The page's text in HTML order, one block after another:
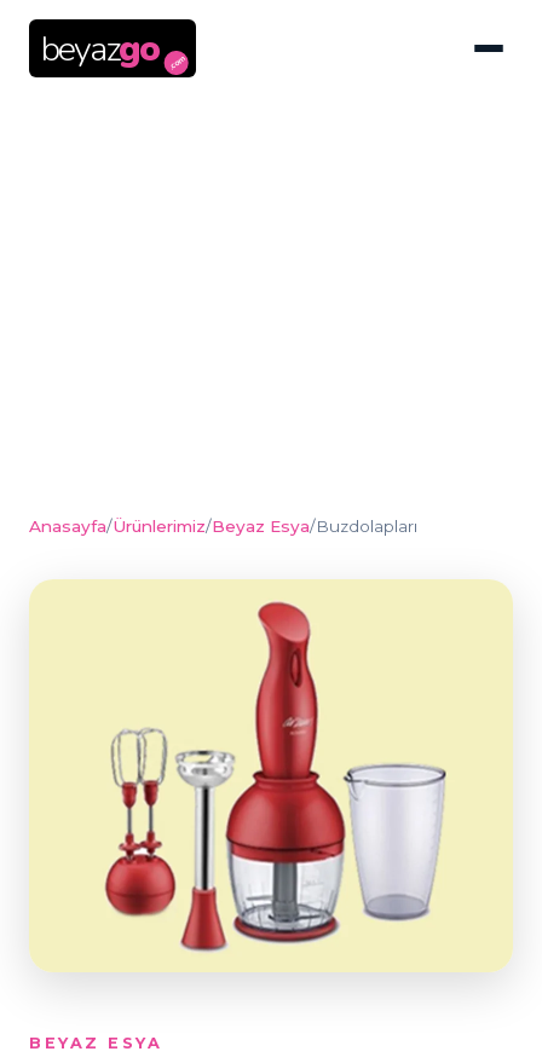
beyazgo .com
Anasayfa/Ürünlerimiz/Beyaz Esya/Buzdolapları
BEYAZ ESYA